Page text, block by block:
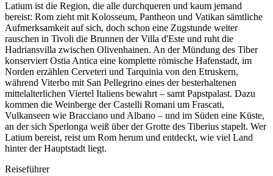
Latium ist die Region, die alle durchqueren und kaum jemand
bereist: Rom zieht mit Kolosseum, Pantheon und Vatikan sämtliche
Aufmerksamkeit auf sich, doch schon eine Zugstunde weiter
rauschen in Tivoli die Brunnen der Villa d'Este und ruht die
Hadriansvilla zwischen Olivenhainen. An der Mündung des Tiber
konserviert Ostia Antica eine komplette römische Hafenstadt, im
Norden erzählen Cerveteri und Tarquinia von den Etruskern,
während Viterbo mit San Pellegrino eines der besterhaltenen
mittelalterlichen Viertel Italiens bewahrt – samt Papstpalast. Dazu
kommen die Weinberge der Castelli Romani um Frascati,
Vulkanseen wie Bracciano und Albano – und im Süden eine Küste,
an der sich Sperlonga weiß über der Grotte des Tiberius stapelt. Wer
Latium bereist, reist um Rom herum und entdeckt, wie viel Land
hinter der Hauptstadt liegt.
Reiseführer